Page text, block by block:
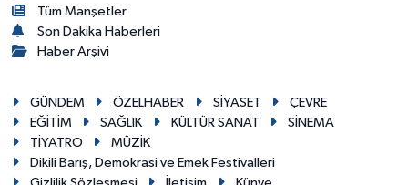
Tüm Manşetler
Son Dakika Haberleri
Haber Arşivi
GÜNDEM ÖZELHABER SİYASET
ÇEVRE
EĞİTİM
SAĞLIK KÜLTÜR SANAT
SİNEMA
TİYATRO
MÜZİK
Dikili Barış, Demokrasi ve Emek Festivalleri
Gizlilik Sözleşmesi
İletişim Künye